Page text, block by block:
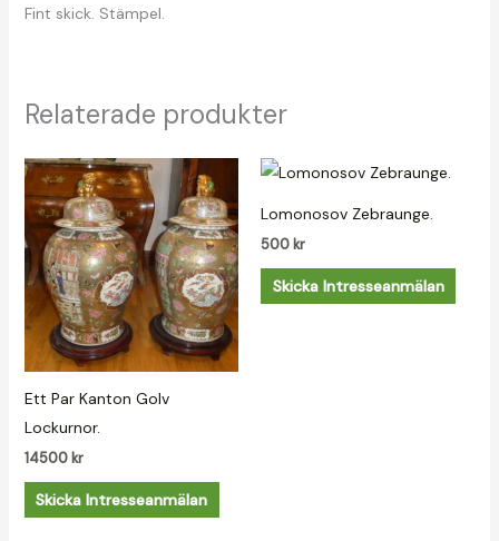
Fint skick. Stämpel.
Relaterade produkter
Ett Par Kanton Golv
Lockurnor.
14500 kr
Skicka Intresseanmälan
Lomonosov Zebraunge.
500 kr
Skicka Intresseanmälan